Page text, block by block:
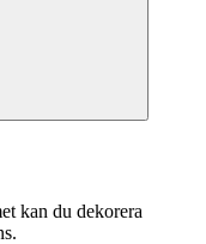
kan du dekorera